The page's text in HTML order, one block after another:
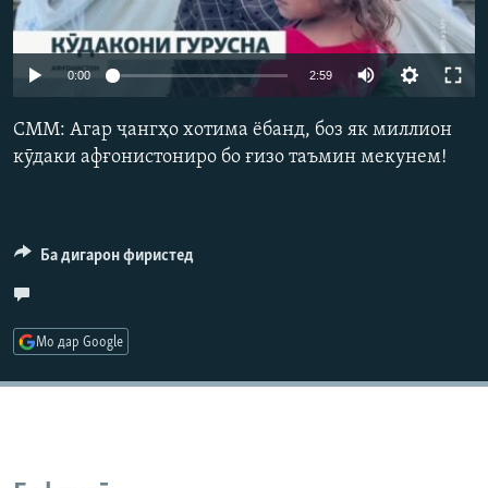
ГУЗОРИШҲОИ РАДИОӢ
Русский
ПАЙГИРӢ КУНЕД
Ҳамаи сомонаҳои RFE/RL
720p
0:00 2:59 Auto
СММ: Агар ҷангҳо хотима ёбанд, боз як миллион
кӯдаки афғонистониро бо ғизо таъмин мекунем!
Ба дигарон фиристед
Мо дар Google